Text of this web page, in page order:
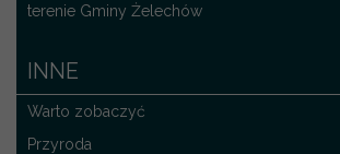
terenie Gminy Żelechów
INNE
Warto zobaczyć
Przyroda